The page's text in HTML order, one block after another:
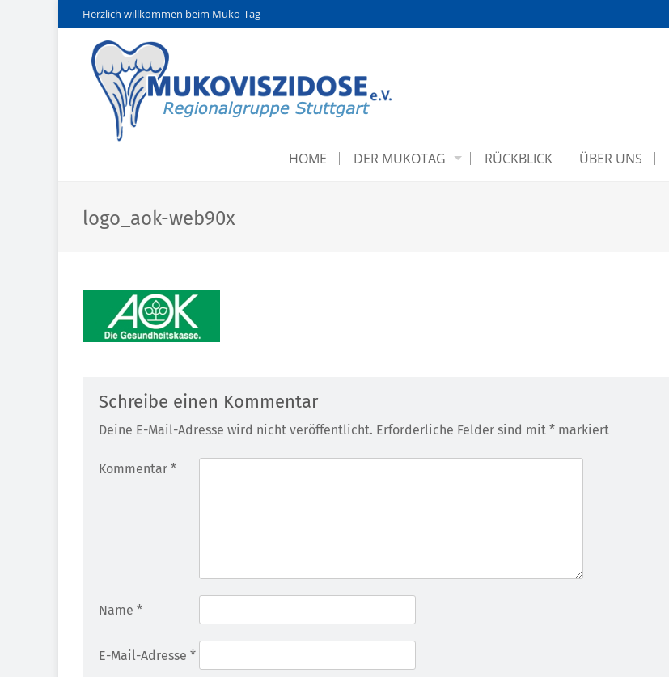
Herzlich willkommen beim Muko-Tag
HOME DER MUKOTAG RÜCKBLICK ÜBER UNS
logo_aok-web90x
Schreibe einen Kommentar
Deine E-Mail-Adresse wird nicht veröffentlicht. Erforderliche Felder sind mit * markiert
Kommentar *
Name *
E-Mail-Adresse *